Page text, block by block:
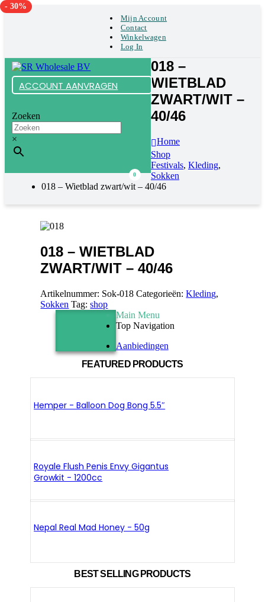
Mijn Account
Contact
Winkelwagen
Log In
ACCOUNT AANVRAGEN
Zoeken
×
0
018 –
WIETBLAD
ZWART/WIT –
40/46
Home
Shop
Festivals, Kleding,
Sokken
018 – Wietblad zwart/wit – 40/46
- 30%
018 – WIETBLAD
ZWART/WIT – 40/46
Artikelnummer: Sok-018 Categorieën:Kleding,
Sokken Tag:shop
FEATURED PRODUCTS
Hemper - Balloon Dog Bong 5.5″
Royale Flush Penis Envy Gigantus
Growkit - 1200cc
Nepal Real Mad Honey - 50g
BEST SELLING PRODUCTS
Main Menu
Top Navigation
Aanbiedingen